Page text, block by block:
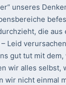
unseres
die aus
Leid
gut tut mit dem,
wir alles selbst,
wir nicht einmal